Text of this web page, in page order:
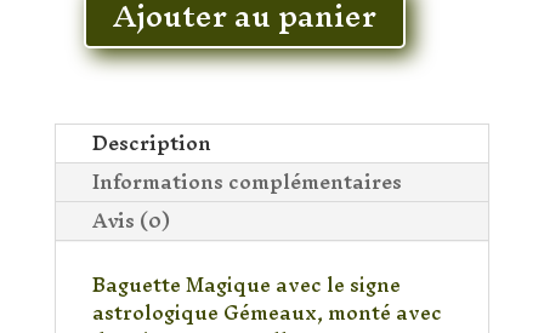
quantité
Baguette
Magique
(Gémeaux)
Ajouter au panier
Description
Informations complémentaires
Avis (0)
Baguette Magique avec le signe
astrologique Gémeaux, monté avec